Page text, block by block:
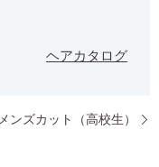
ヘアカタログ
メンズカット（高校生）